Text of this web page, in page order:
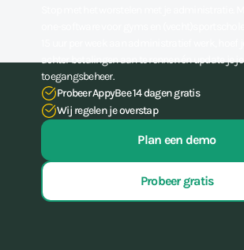
achter betalingen aan te rennen én update je je
toegangsbeheer.
Probeer AppyBee 14 dagen gratis
Wij regelen je overstap
Plan een demo
Probeer gratis